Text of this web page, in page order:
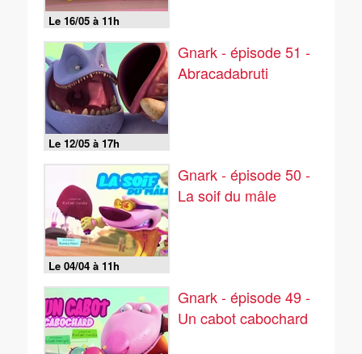
Le 16/05 à 11h
Le 12/05 à 17h
Gnark - épisode 51 -
Abracadabruti
Le 04/04 à 11h
Gnark - épisode 50 -
La soif du mâle
Gnark - épisode 49 -
Un cabot cabochard